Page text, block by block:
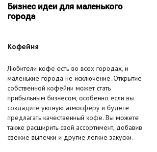
Бизнес идеи для маленького
города
Кофейня
Любители кофе есть во всех городах, и
маленькие города не исключение. Открытие
собственной кофейни может стать
прибыльным бизнесом, особенно если вы
создадите уютную атмосферу и будете
предлагать качественный кофе. Вы можете
также расширить свой ассортимент, добавив
свежие выпечки и другие легкие закуски.